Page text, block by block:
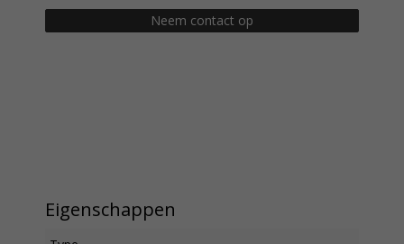
Neem contact op
Eigenschappen